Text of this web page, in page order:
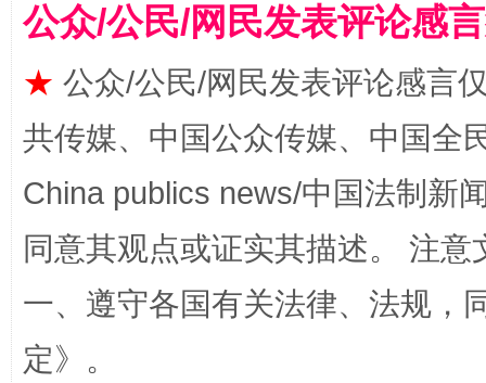
公众/公民/网民发表评论感
★ 公众/公民/网民发表评论感言
共传媒、中国公众传媒、中国全
China publics news/中国法制新
同意其观点或证实其描述。 注
一、遵守各国有关法律、法规，
定》。